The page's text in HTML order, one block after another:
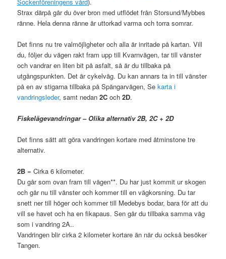
Strax därpå går du över bron med utflödet från Storsund/Mybbes
ränne. Hela denna ränne är uttorkad varma och torra somrar.
Det finns nu tre valmöjligheter och alla är inritade på kartan. Vill
du, följer du vägen rakt fram upp till Kvarnvägen, tar till vänster
och vandrar en liten bit på asfalt, så är du tillbaka på
utgångspunkten. Det är cykelväg. Du kan annars ta in till vänster
på en av stigarna tillbaka på Spängarvägen, Sekarta i
vandringsleder, samt nedan2C och2D.
Fiskelägevandringar – Olika alternativ 2B, 2C + 2D
Det finns sätt att göra vandringen kortare med åtminstone tre
alternativ.
2B = Cirka 6 kilometer.
Du går som ovan fram till vägen**. Du har just kommit ur skogen
och går nu till vänster och kommer till en vägkorsning. Du tar
snett ner till höger och kommer till Medebys bodar, bara för att du
vill se havet och ha en fikapaus. Sen går du tillbaka samma väg
som i vandring 2A..
Vandringen blir cirka 2 kilometer kortare än när du också besöker
Tangen.